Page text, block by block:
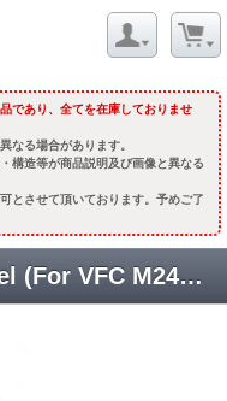
であり、全てを在庫しておりませ
なる場合があります。
構造等が商品説明及び画像と異なる
とさせて頂いております。予めご了
M249 リアサイトASSY/Steel (For VFC M249 GBB) [DNA-FN-SA01] [取寄]